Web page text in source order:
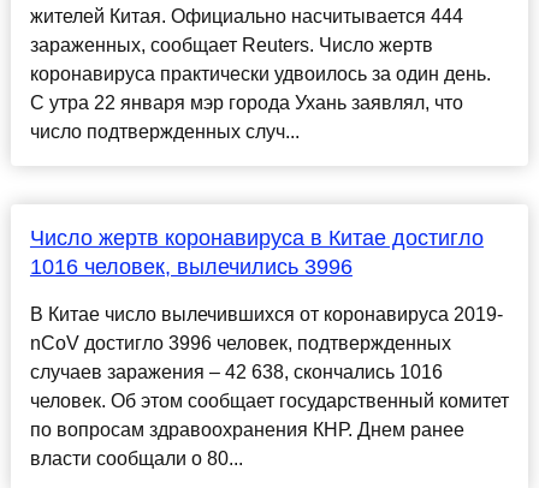
жителей Китая. Официально насчитывается 444
зараженных, сообщает Reuters. Число жертв
коронавируса практически удвоилось за один день.
С утра 22 января мэр города Ухань заявлял, что
число подтвержденных случ...
Число жертв коронавируса в Китае достигло
1016 человек, вылечились 3996
В Китае число вылечившихся от коронавируса 2019-
nCoV достигло 3996 человек, подтвержденных
случаев заражения – 42 638, скончались 1016
человек. Об этом сообщает государственный комитет
по вопросам здравоохранения КНР. Днем ранее
власти сообщали о 80...